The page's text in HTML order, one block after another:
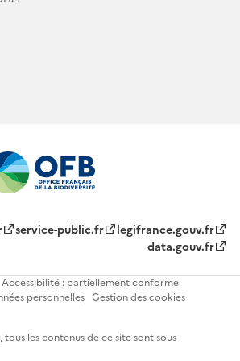
service-public.fr
legifrance.gouv.fr
data.gouv.fr
Accessibilité : partiellement conforme
personnelles Gestion des cookies
les contenus de ce site sont sous